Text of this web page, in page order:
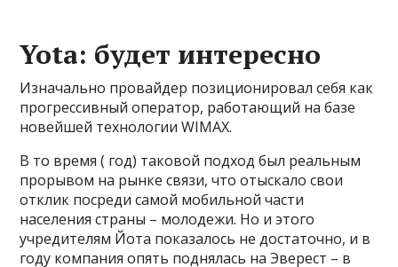
Yota: будет интересно
Изначально провайдер позиционировал себя как
прогрессивный оператор, работающий на базе
новейшей технологии WIMAX.
В то время ( год) таковой подход был реальным
прорывом на рынке связи, что отыскало свои
отклик посреди самой мобильной части
населения страны – молодежи. Но и этого
учредителям Йота показалось не достаточно, и в
году компания опять поднялась на Эверест – в